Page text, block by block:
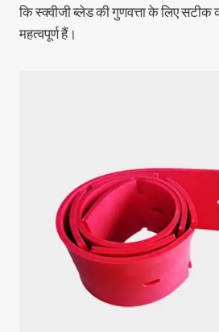
कि स्क्वीजी ब्लेड की गुणवत्ता के लिए
महत्वपूर्ण हैं।